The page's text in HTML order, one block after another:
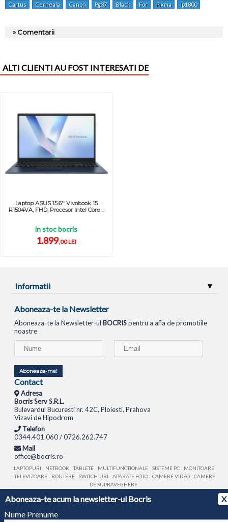
Aboneaza-te acum la newsletter-ul Bocris
X
Nume Prenume
Cartus Cerneala Canon Pg37 Black For Pixma Ip1800
» Comentarii
ALTI CLIENTI AU FOST INTERESATI DE
Laptop ASUS 15.6'' Vivobook 15
R1504VA, FHD, Procesor Intel Core ...
in stoc bocris
1.899,00 LEI
Informatii
Aboneaza-te la Newsletter
Aboneaza-te la Newsletter-ul BOCRISpentru a afla de promotiile
noastre
Aboneaza-ma!
Contact
Adresa
Bocris Serv S.R.L.
Bulevardul Bucuresti nr. 42C, Ploiesti, Prahova
Vizavi de Hipodrom
Telefon
0344.401.060 / 0726.262.747
Mail
office@bocris.ro
LAPTOPURI NETBOOK TABLETE MULTIFUNCTIONALE SISTEME PC
MONITOARE
TELEVIZOARE
ROUTERE SWITCH-URI APARATE FOTO CAMERE VIDEO
CAMERE
DE SUPRAVEGHERE